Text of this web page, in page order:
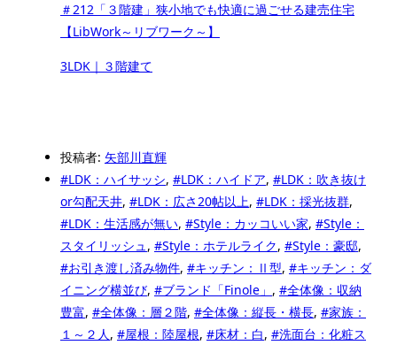
＃212「３階建」狭小地でも快適に過ごせる建売住宅
【LibWork～リブワーク～】
3LDK｜３階建て
投稿者: 矢部川直輝
#LDK：ハイサッシ, #LDK：ハイドア, #LDK：吹き抜け
or勾配天井, #LDK：広さ20帖以上, #LDK：採光抜群,
#LDK：生活感が無い, #Style：カッコいい家, #Style：
スタイリッシュ, #Style：ホテルライク, #Style：豪邸,
#お引き渡し済み物件, #キッチン：Ⅱ型, #キッチン：ダ
イニング横並び, #ブランド「Finole」 , #全体像：収納
豊富, #全体像：層２階, #全体像：縦長・横長, #家族：
１～２人, #屋根：陸屋根, #床材：白, #洗面台：化粧ス